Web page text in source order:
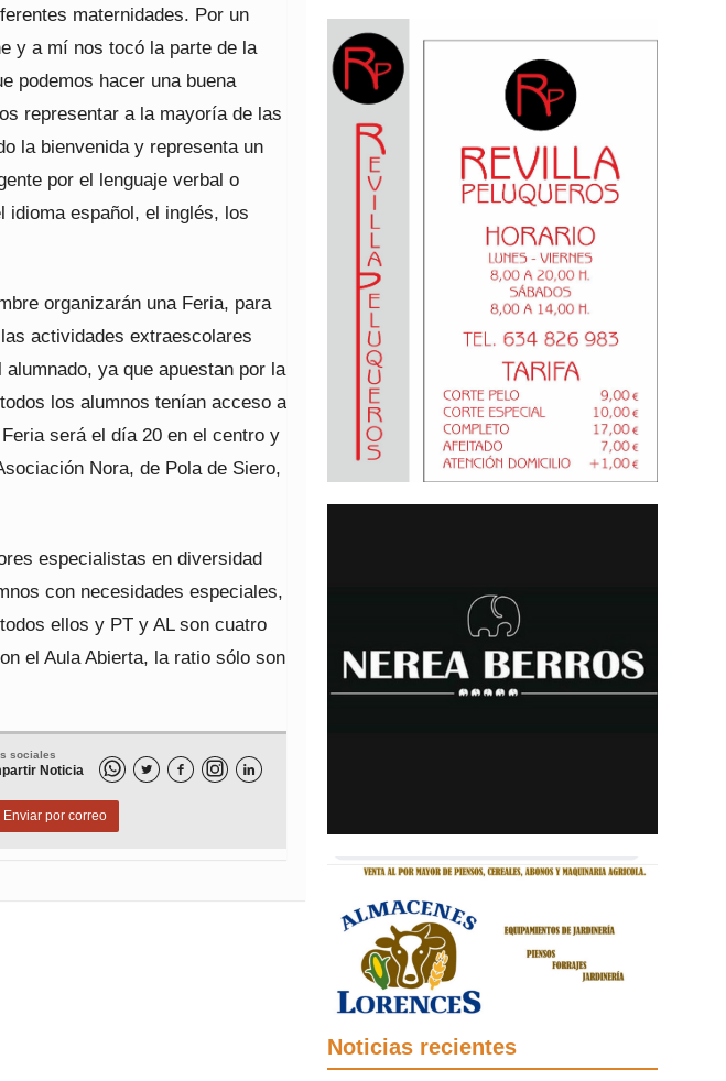
maternidades. Por un
y a mí nos tocó la parte de la
podemos hacer una buena
representar a la mayoría de las
la bienvenida y representa un
por el lenguaje verbal o
español, el inglés, los
organizarán una Feria, para
actividades extraescolares
ya que apuestan por la
los alumnos tenían acceso a
será el día 20 en el centro y
Nora, de Pola de Siero,
especialistas en diversidad
con necesidades especiales,
ellos y PT y AL son cuatro
el Aula Abierta, la ratio sólo son
sociales
Noticia   
Enviar por correo
Noticias recientes